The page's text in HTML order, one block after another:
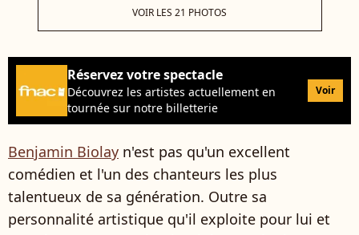
VOIR LES 21 PHOTOS
Réservez votre spectacle
Découvrez les artistes actuellement en
tournée sur notre billetterie
Voir
Benjamin Biolay n'est pas qu'un excellent
comédien et l'un des chanteurs les plus
talentueux de sa génération. Outre sa
personnalité artistique qu'il exploite pour lui et